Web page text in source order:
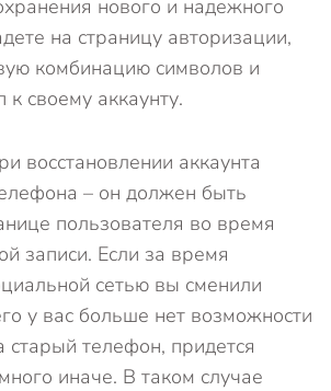
нового и надежного
на страницу авторизации,
комбинацию символов и
к своему аккаунту.
восстановлении аккаунта
– он должен быть
пользователя во время
записи. Если за время
сетью вы сменили
у вас больше нет возможности
старый телефон, придется
иначе. В таком случае